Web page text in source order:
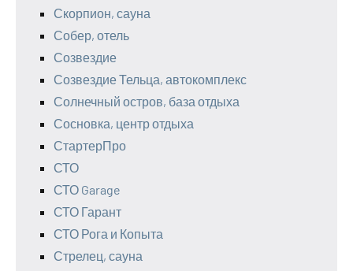
Скорпион, сауна
Собер, отель
Созвездие
Созвездие Тельца, автокомплекс
Солнечный остров, база отдыха
Сосновка, центр отдыха
СтартерПро
СТО
СТО Garage
СТО Гарант
СТО Рога и Копыта
Стрелец, сауна